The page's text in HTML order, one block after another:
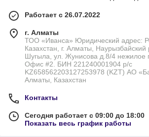
Работает с 26.07.2022
г. Алматы
ТОО «Иванса» Юридический адрес:
Казахстан, г. Алматы,
Шугыла, ул. Жунисова д.8/4 нежилое
Офис #2. БИН 221240001904 р/с
KZ658562203127253978 (KZT) АО
Алматы, Казахстан
Контакты
Сегодня работает с 09:00 до 18:00
Показать весь график работы